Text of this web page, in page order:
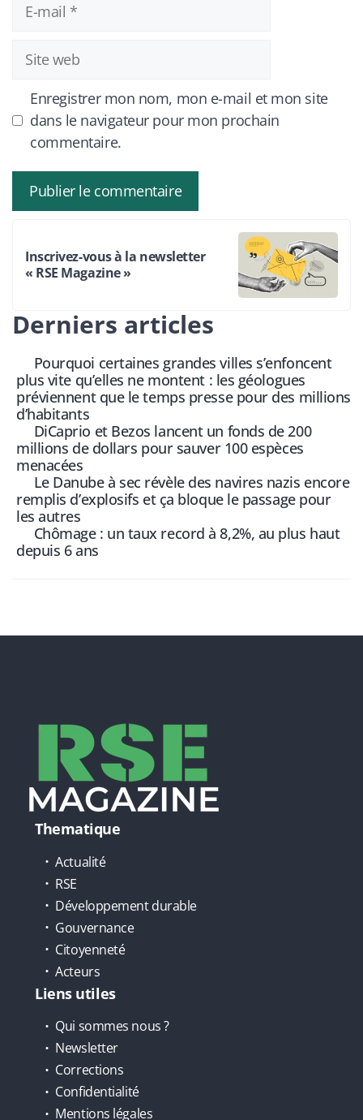
mail
Site
web
Enregistrer mon nom, mon e-mail et mon site
dans le navigateur pour mon prochain
commentaire.
Inscrivez-vous à la newsletter
« RSE Magazine »
Derniers articles
Pourquoi certaines grandes villes s’enfoncent
plus vite qu’elles ne montent : les géologues
préviennent que le temps presse pour des millions
d’habitants
DiCaprio et Bezos lancent un fonds de 200
millions de dollars pour sauver 100 espèces
menacées
Le Danube à sec révèle des navires nazis encore
remplis d’explosifs et ça bloque le passage pour
les autres
Chômage : un taux record à 8,2%, au plus haut
depuis 6 ans
Thematique
Actualité
RSE
Développement durable
Gouvernance
Citoyenneté
Acteurs
Liens utiles
Qui sommes nous ?
Newsletter
Corrections
Confidentialité
Mentions légales